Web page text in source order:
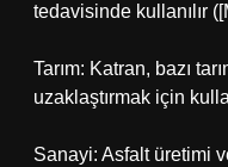
tedavisinde kullanılır
Tarım: Katran, bazı
uzaklaştırmak için
Sanayi: Asfalt üretimi